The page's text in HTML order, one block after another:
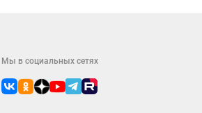
Мы в социальных сетях